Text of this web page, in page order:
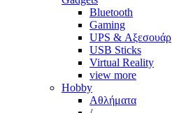
Bluetooth
Gaming
UPS & Αξεσουάρ
USB Sticks
Virtual Reality
view more
Hobby
Αθλήματα